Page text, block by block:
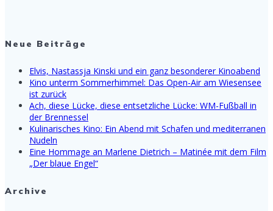
Neue Beiträge
Elvis, Nastassja Kinski und ein ganz besonderer Kinoabend
Kino unterm Sommerhimmel: Das Open-Air am Wiesensee
ist zurück
Ach, diese Lücke, diese entsetzliche Lücke: WM-Fußball in
der Brennessel
Kulinarisches Kino: Ein Abend mit Schafen und mediterranen
Nudeln
Eine Hommage an Marlene Dietrich – Matinée mit dem Film
„Der blaue Engel“
Archive